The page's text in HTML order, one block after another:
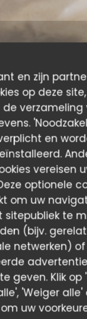
en zijn
op deze
verzameling
en
vereisen
optionele
om uw
sitepubliek te
(bijv.
netwerken) of
geven. Klik op
'Weiger alle'
uw
Kwaliteit / Prijs: